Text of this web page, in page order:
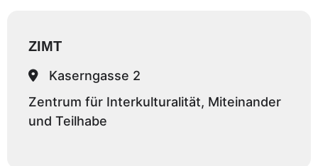
ZIMT
Kaserngasse 2
Zentrum für Interkulturalität, Miteinander
und Teilhabe